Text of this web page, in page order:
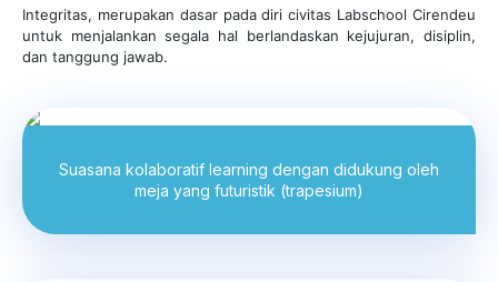
Integritas, merupakan dasar pada diri civitas Labschool Cirendeu
untuk menjalankan segala hal berlandaskan kejujuran, disiplin,
dan tanggung jawab.
Suasana kolaboratif learning dengan didukung oleh
meja yang futuristik (trapesium)